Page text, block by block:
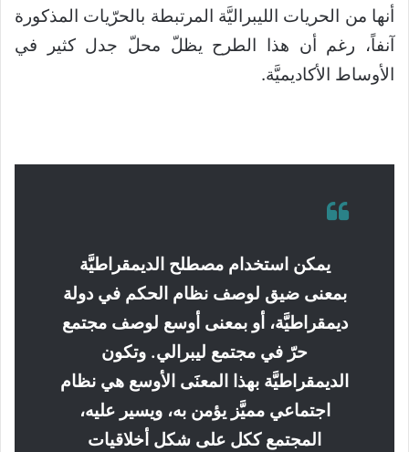
أنها من الحريات الليبراليَّة المرتبطة بالحرّيات المذكورة
آنفاً، رغم أن هذا الطرح يظلّ محلّ جدل كثير في
الأوساط الأكاديميَّة.
يمكن استخدام مصطلح الديمقراطيَّة
بمعنى ضيق لوصف نظام الحكم في دولة
ديمقراطيَّة، أو بمعنى أوسع لوصف مجتمع
حرّ في مجتمع ليبرالي. وتكون
الديمقراطيَّة بهذا المعنَى الأوسع هي نظام
اجتماعي مميَّز يؤمن به، ويسير عليه،
المجتمع ككل على شكل أخلاقيات